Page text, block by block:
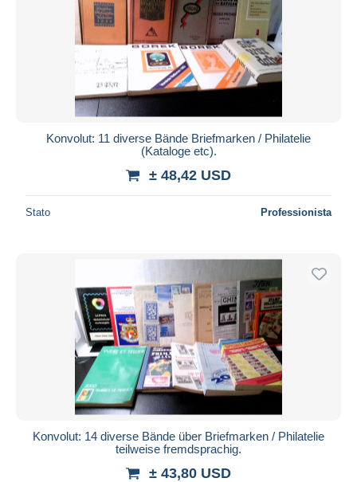
Konvolut: 11 diverse Bände Briefmarken / Philatelie
(Kataloge etc).
± 48,42 USD
Stato Professionista
Konvolut: 14 diverse Bände über Briefmarken / Philatelie
teilweise fremdsprachig.
± 43,80 USD